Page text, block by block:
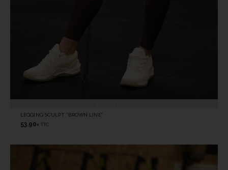
LEGGING SCULPT “BROWN LINE”
53.90 € TTC